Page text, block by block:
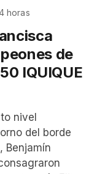
horas
de
IQUIQUE
nivel
del borde
Benjamín